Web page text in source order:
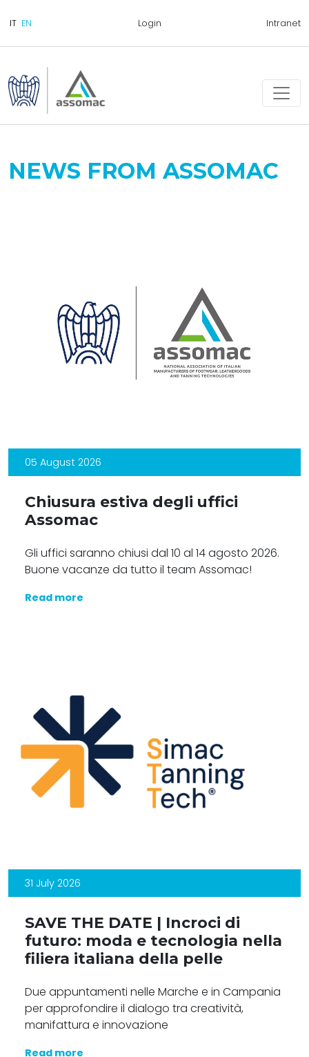
Login Intranet
NEWS FROM ASSOMAC
05 August 2026
Chiusura estiva degli uffici
Assomac
Gli uffici saranno chiusi dal 10 al 14 agosto 2026.
Buone vacanze da tutto il team Assomac!
Read more
31 July 2026
SAVE THE DATE | Incroci di
futuro: moda e tecnologia nella
filiera italiana della pelle
Due appuntamenti nelle Marche e in Campania
per approfondire il dialogo tra creatività,
manifattura e innovazione
Read more